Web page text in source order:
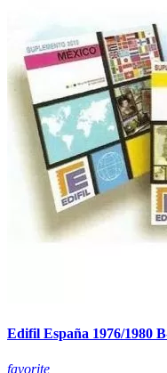
Edifil España 1976/1980
favorite